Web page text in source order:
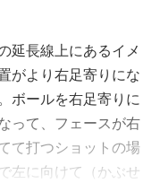
延長線上にあるイメ
がより右足寄りにな
ボールを右足寄りに
って、フェースが右
て打つショットの場
左に向けて（かぶせ